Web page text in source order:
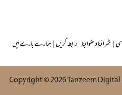
ہمارے بارے میں|رابطہ کریں|شرائط و ضوابط|
Copyright © 2026Tanzeem Digital